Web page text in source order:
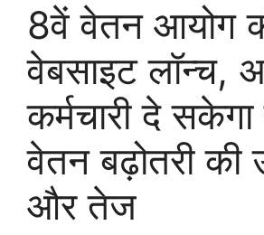
8वें वेतन आयोग
वेबसाइट लॉन्च,
कर्मचारी दे
वेतन बढ़ोतरी की
और तेज